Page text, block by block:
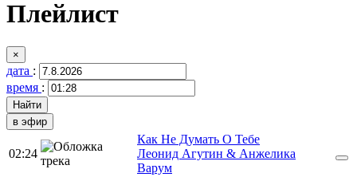
Плейлист
×
дата :
время :
в эфир
02:24
Как Не Думать О Тебе
Леонид Агутин & Анжелика
Варум